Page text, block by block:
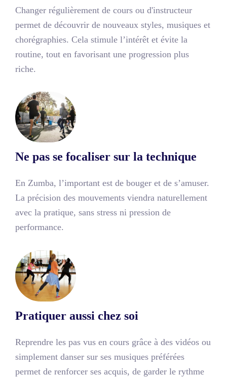
Changer régulièrement de cours ou d'instructeur
permet de découvrir de nouveaux styles, musiques et
chorégraphies. Cela stimule l’intérêt et évite la
routine, tout en favorisant une progression plus
riche.
Ne pas se focaliser sur la technique
En Zumba, l’important est de bouger et de s’amuser.
La précision des mouvements viendra naturellement
avec la pratique, sans stress ni pression de
performance.
Pratiquer aussi chez soi
Reprendre les pas vus en cours grâce à des vidéos ou
simplement danser sur ses musiques préférées
permet de renforcer ses acquis, de garder le rythme